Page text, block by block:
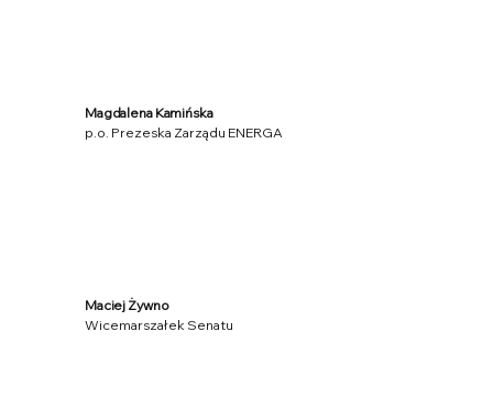
Magdalena Kamińska
p.o. Prezeska Zarządu ENERGA
Maciej Żywno
Wicemarszałek Senatu